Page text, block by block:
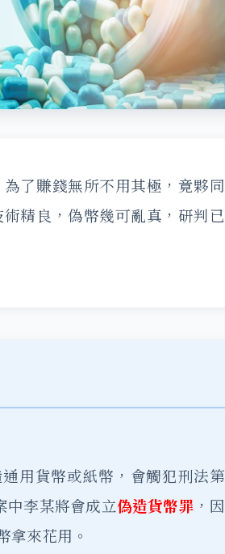
了賺錢無所不用其極，竟夥同
精良，偽幣幾可亂真，研判已
用貨幣或紙幣，會觸犯刑法第
中李某將會成立偽造貨幣罪 ，因
拿來花用。